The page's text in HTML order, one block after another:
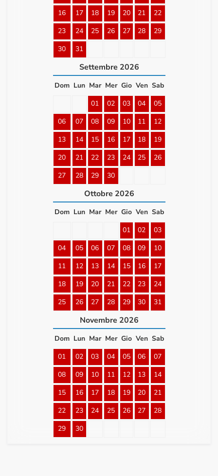
16
17 18 19 20 21
22
23
24 25 26 27 28
29
30
31
Settembre 2026
Dom Lun Mar Mer Gio Ven Sab
01
02 03 04
05
06
07 08 09 10 11
12
13
14 15 16 17 18
19
20
21 22 23 24 25
26
27
28 29 30
Ottobre 2026
Dom Lun Mar Mer Gio Ven Sab
01
02
03
04
05 06 07 08 09
10
11
12 13 14 15 16
17
18
19 20 21 22 23
24
25
26 27 28 29 30 31
Novembre 2026
Dom Lun Mar Mer Gio Ven Sab
01
02 03 04 05 06
07
08
09 10 11 12 13
14
15
16 17 18 19 20
21
22
23 24 25 26 27
28
29
30